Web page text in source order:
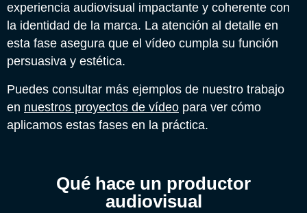
experiencia audiovisual impactante y coherente con
la identidad de la marca. La atención al detalle en
esta fase asegura que el vídeo cumpla su función
persuasiva y estética.
Puedes consultar más ejemplos de nuestro trabajo
en nuestros proyectos de vídeo para ver cómo
aplicamos estas fases en la práctica.
Qué hace un productor
audiovisual